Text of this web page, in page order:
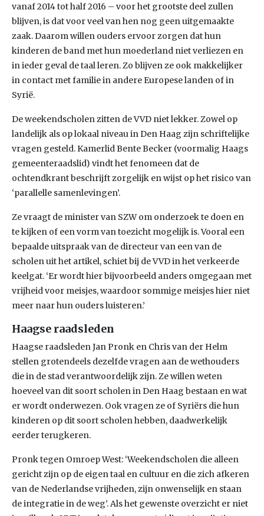
vanaf 2014 tot half 2016 – voor het grootste deel zullen
blijven, is dat voor veel van hen nog geen uitgemaakte
zaak. Daarom willen ouders ervoor zorgen dat hun
kinderen de band met hun moederland niet verliezen en
in ieder geval de taal leren. Zo blijven ze ook makkelijker
in contact met familie in andere Europese landen of in
Syrië.
De weekendscholen zitten de VVD niet lekker. Zowel op
landelijk als op lokaal niveau in Den Haag zijn schriftelijke
vragen gesteld. Kamerlid Bente Becker (voormalig Haags
gemeenteraadslid) vindt het fenomeen dat de
ochtendkrant beschrijft zorgelijk en wijst op het risico van
‘parallelle samenlevingen’.
Ze vraagt de minister van SZW om onderzoek te doen en
te kijken of een vorm van toezicht mogelijk is. Vooral een
bepaalde uitspraak van de directeur van een van de
scholen uit het artikel, schiet bij de VVD in het verkeerde
keelgat. ‘Er wordt hier bijvoorbeeld anders omgegaan met
vrijheid voor meisjes, waardoor sommige meisjes hier niet
meer naar hun ouders luisteren.’
Haagse raadsleden
Haagse raadsleden Jan Pronk en Chris van der Helm
stellen grotendeels dezelfde vragen aan de wethouders
die in de stad verantwoordelijk zijn. Ze willen weten
hoeveel van dit soort scholen in Den Haag bestaan en wat
er wordt onderwezen. Ook vragen ze of Syriërs die hun
kinderen op dit soort scholen hebben, daadwerkelijk
eerder terugkeren.
Pronk tegen Omroep West: ‘Weekendscholen die alleen
gericht zijn op de eigen taal en cultuur en die zich afkeren
van de Nederlandse vrijheden, zijn onwenselijk en staan
de integratie in de weg’. Als het gewenste overzicht er niet